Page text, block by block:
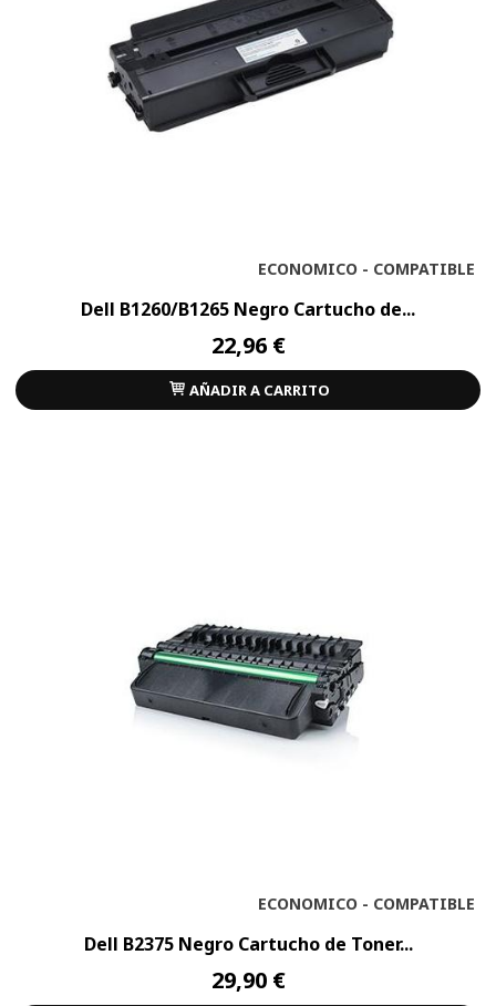
ECONOMICO - COMPATIBLE
Dell B1260/B1265 Negro Cartucho de...
22,96 €
AÑADIR A CARRITO
ECONOMICO - COMPATIBLE
Dell B2375 Negro Cartucho de Toner...
29,90 €